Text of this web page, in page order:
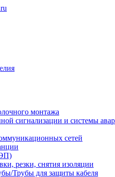
монтажа
сигнализации и системы
сетей
резки, снятия изоляции
Трубы для защиты кабеля